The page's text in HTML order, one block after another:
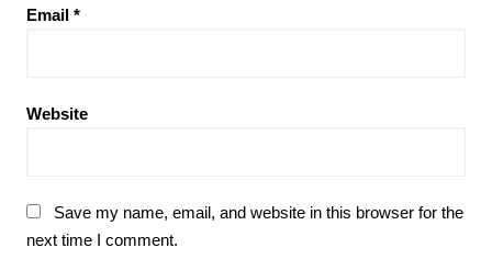
Email *
Website
Save my name, email, and website in this browser for the
next time I comment.